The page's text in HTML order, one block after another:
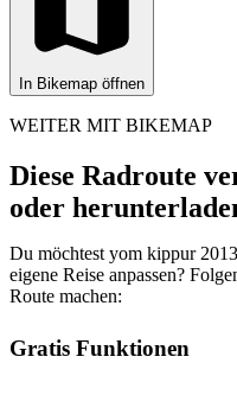
In Bikemap öffnen
WEITER MIT BIKEMAP
Diese Radroute
oder
Du möchtest yom kippur
eigene Reise anpassen?
Route machen:
Gratis Funktionen